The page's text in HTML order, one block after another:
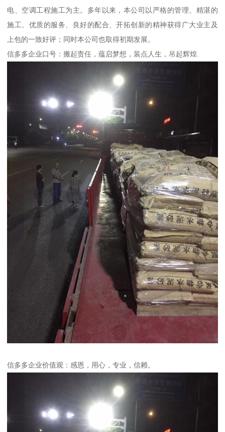
电、空调工程施工为主。多年以来，本公司以严格的管理、精湛的
施工、优质的服务、良好的配合、开拓创新的精神获得广大业主及
上包的一致好评；同时本公司也取得初期发展。
信多多企业口号：搬起责任，蕴启梦想，装点人生，吊起辉煌.
信多多企业价值观：感恩，用心，专业，信赖。